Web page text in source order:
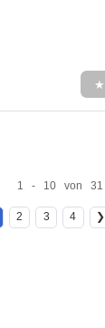
★
1 - 10 von 31
2 3 4 ❯